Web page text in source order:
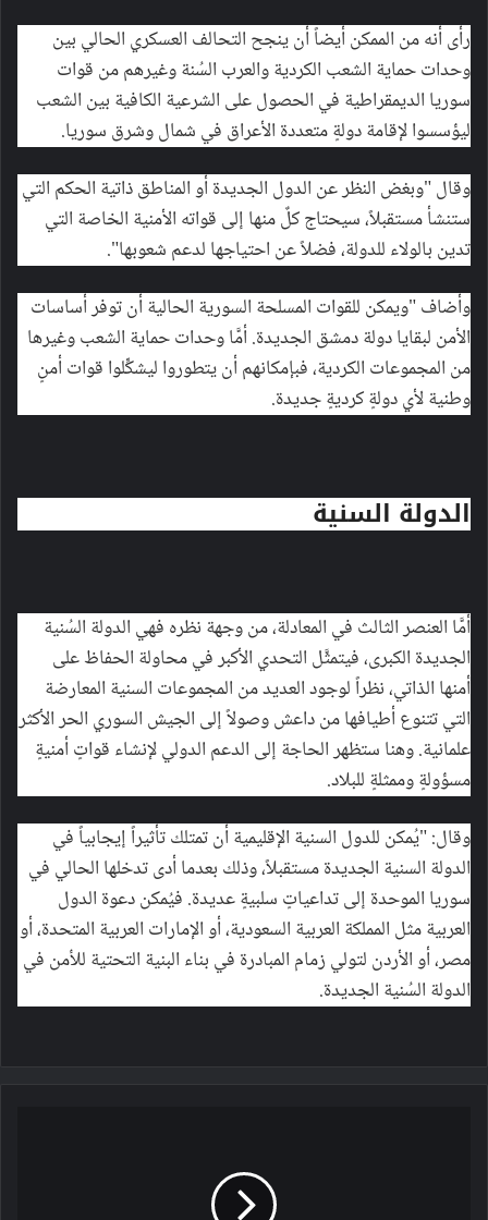
رأى أنه من الممكن أيضاً أن ينجح التحالف العسكري الحالي بين
وحدات حماية الشعب الكردية والعرب السُنة وغيرهم من قوات
سوريا الديمقراطية في الحصول على الشرعية الكافية بين الشعب
ليؤسسوا لإقامة دولةٍ متعددة الأعراق في شمال وشرق سوريا.
وقال "وبغض النظر عن الدول الجديدة أو المناطق ذاتية الحكم التي
ستنشأ مستقبلاً، سيحتاج كلٌ منها إلى قواته الأمنية الخاصة التي
تدين بالولاء للدولة، فضلاً عن احتياجها لدعم شعوبها".
وأضاف "ويمكن للقوات المسلحة السورية الحالية أن توفر أساسات
الأمن لبقايا دولة دمشق الجديدة. أمَّا وحدات حماية الشعب وغيرها
من المجموعات الكردية، فبإمكانهم أن يتطوروا ليشكِّلوا قوات أمنٍ
وطنية لأي دولةٍ كرديةٍ جديدة.
الدولة السنية
أمَّا العنصر الثالث في المعادلة، من وجهة نظره فهي الدولة السُنية
الجديدة الكبرى، فيتمثَّل التحدي الأكبر في محاولة الحفاظ على
أمنها الذاتي، نظراً لوجود العديد من المجموعات السنية المعارضة
التي تتنوع أطيافها من داعش وصولاً إلى الجيش السوري الحر الأكثر
علمانية. وهنا ستظهر الحاجة إلى الدعم الدولي لإنشاء قواتٍ أمنيةٍ
مسؤولةٍ وممثلةٍ للبلاد.
وقال: "يُمكن للدول السنية الإقليمية أن تمتلك تأثيراً إيجابياً في
الدولة السنية الجديدة مستقبلاً، وذلك بعدما أدى تدخلها الحالي في
سوريا الموحدة إلى تداعياتٍ سلبيةٍ عديدة. فيُمكن دعوة الدول
العربية مثل المملكة العربية السعودية، أو الإمارات العربية المتحدة، أو
مصر، أو الأردن لتولي زمام المبادرة في بناء البنية التحتية للأمن في
الدولة السُنية الجديدة.